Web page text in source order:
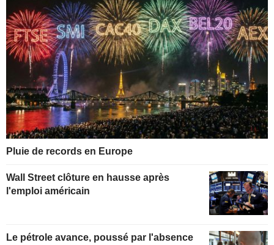
Pluie de records en Europe
Wall Street clôture en hausse après
l'emploi américain
Le pétrole avance, poussé par l'absence